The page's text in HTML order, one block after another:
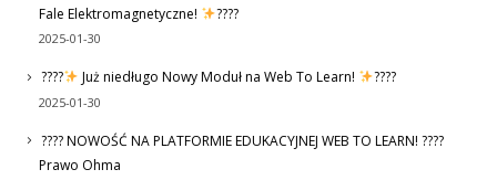
Fale Elektromagnetyczne!
????
2025-01-30
???? Już niedługo Nowy Moduł na Web To Learn! ????
2025-01-30
???? NOWOŚĆ NA PLATFORMIE EDUKACYJNEJ WEB TO LEARN! ????
Prawo Ohma